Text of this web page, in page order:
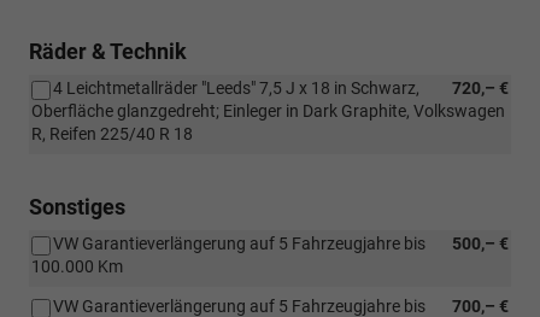
Räder & Technik
720,– €
4 Leichtmetallräder "Leeds" 7,5 J x 18 in Schwarz,
Oberfläche glanzgedreht; Einleger in Dark Graphite, Volkswagen
R, Reifen 225/40 R 18
Sonstiges
500,– €
VW Garantieverlängerung auf 5 Fahrzeugjahre bis
100.000 Km
700,– €
VW Garantieverlängerung auf 5 Fahrzeugjahre bis